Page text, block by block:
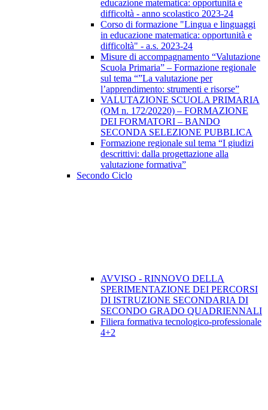
educazione matematica: opportunità e
difficoltà - anno scolastico 2023-24
Corso di formazione "Lingua e linguaggi
in educazione matematica: opportunità e
difficoltà" - a.s. 2023-24
Misure di accompagnamento “Valutazione
Scuola Primaria” – Formazione regionale
sul tema “”La valutazione per
l’apprendimento: strumenti e risorse”
VALUTAZIONE SCUOLA PRIMARIA
(OM n. 172/20220) – FORMAZIONE
DEI FORMATORI – BANDO
SECONDA SELEZIONE PUBBLICA
Formazione regionale sul tema “I giudizi
descrittivi: dalla progettazione alla
valutazione formativa”
Secondo Ciclo
AVVISO - RINNOVO DELLA
SPERIMENTAZIONE DEI PERCORSI
DI ISTRUZIONE SECONDARIA DI
SECONDO GRADO QUADRIENNALI
Filiera formativa tecnologico-professionale
4+2